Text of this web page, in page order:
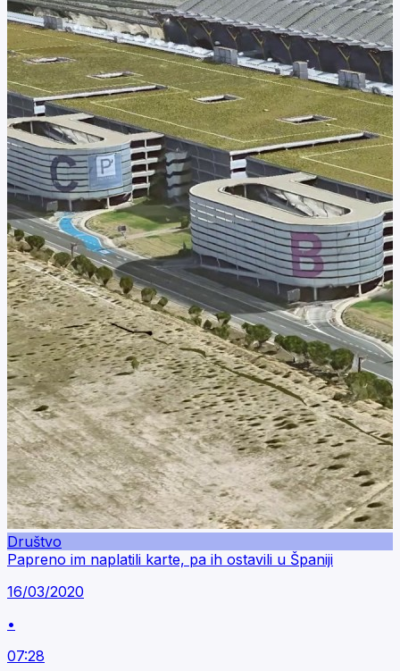
Društvo
Papreno im naplatili karte, pa ih ostavili u Španiji
16/03/2020
•
07:28